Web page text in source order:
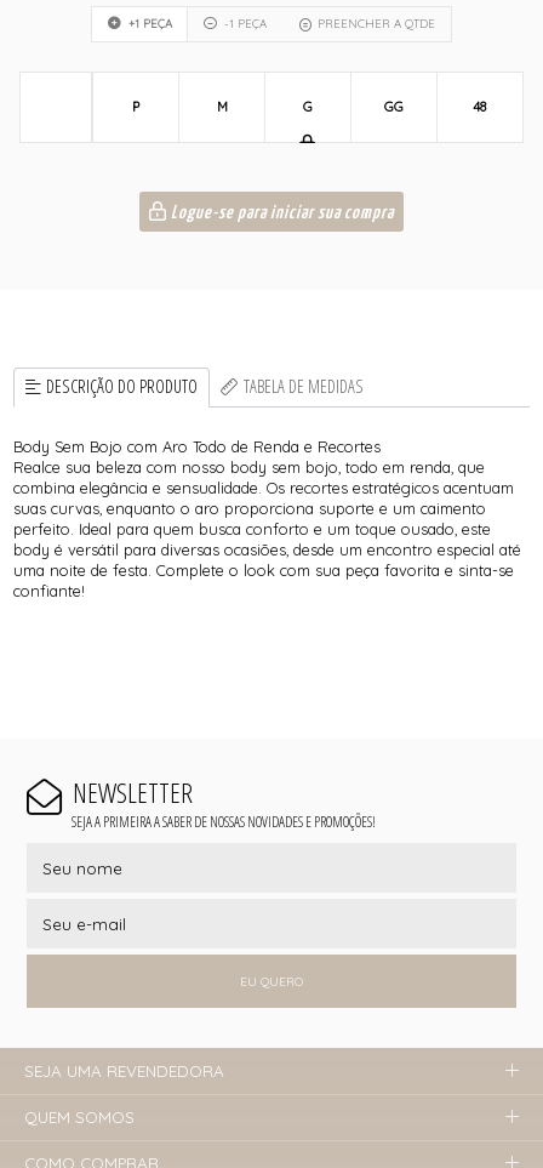
+1 PEÇA -1 PEÇA PREENCHER A QTDE
P M G GG 48
Logue-se para iniciar sua compra
DESCRIÇÃO DO PRODUTO TABELA DE MEDIDAS
Body Sem Bojo com Aro Todo de Renda e Recortes
Realce sua beleza com nosso body sem bojo, todo em renda, que
combina elegância e sensualidade. Os recortes estratégicos acentuam
suas curvas, enquanto o aro proporciona suporte e um caimento
perfeito. Ideal para quem busca conforto e um toque ousado, este
body é versátil para diversas ocasiões, desde um encontro especial até
uma noite de festa. Complete o look com sua peça favorita e sinta-se
confiante!
NEWSLETTER
SEJA A PRIMEIRA A SABER DE NOSSAS NOVIDADES E PROMOÇÕES!
EU QUERO
SEJA UMA REVENDEDORA
QUEM SOMOS
COMO COMPRAR